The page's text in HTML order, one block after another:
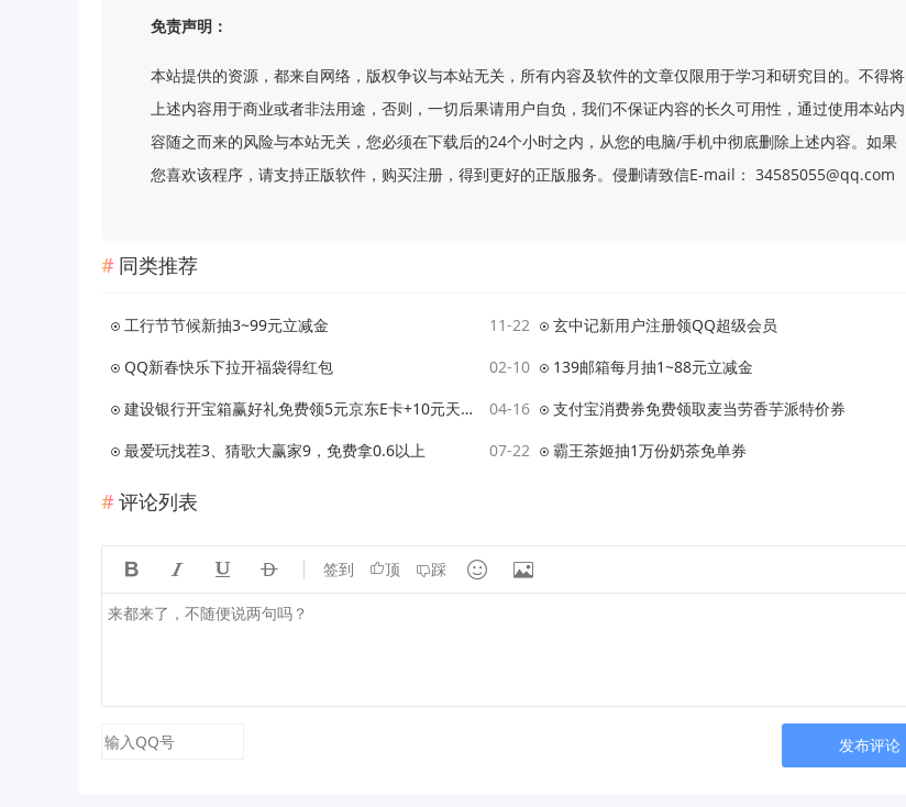
免责声明：
本站提供的资源，都来自网络，版权争议与本站无关，所有内容及软件的文章仅限用于学习和研究目的。不得将
上述内容用于商业或者非法用途，否则，一切后果请用户自负，我们不保证内容的长久可用性，通过使用本站内
容随之而来的风险与本站无关，您必须在下载后的24个小时之内，从您的电脑/手机中彻底删除上述内容。如果
您喜欢该程序，请支持正版软件，购买注册，得到更好的正版服务。侵删请致信E-mail： 34585055@qq.com
同类推荐
工行节节候新抽3~99元立减金 11-22 玄中记新用户注册领QQ超级会员
QQ新春快乐下拉开福袋得红包
02-10 139邮箱每月抽1~88元立减金
建设银行开宝箱赢好礼免费领5元京东E卡+10元天猫超市卡
04-16 支付宝消费券免费领取麦当劳香芋派特价券
最爱玩找茬3、猜歌大赢家9，免费拿0.6以上
07-22 霸王茶姬抽1万份奶茶免单券
评论列表
    签到 顶 踩  
发布评论